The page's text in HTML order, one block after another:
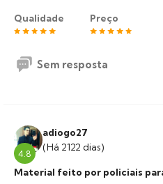
Qualidade Preço
Sem resposta
4.8
adiogo27
(Há 2122 dias)
Material feito por policiais